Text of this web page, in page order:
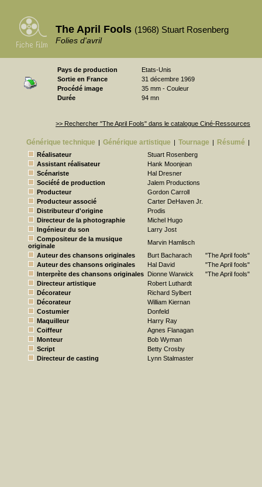
The April Fools (1968) Stuart Rosenberg
Folies d'avril
Pays de production
Etats-Unis
Sortie en France
31 décembre 1969
Procédé image
35 mm - Couleur
Durée
94 mn
>> Rechercher "The April Fools" dans le catalogue Ciné-Ressources
Générique technique | Générique artistique | Tournage | Résumé |
Réalisateur
Stuart Rosenberg
Assistant réalisateur
Hank Moonjean
Scénariste
Hal Dresner
Société de production
Jalem Productions
Producteur
Gordon Carroll
Producteur associé
Carter DeHaven Jr.
Distributeur d'origine
Prodis
Directeur de la photographie
Michel Hugo
Ingénieur du son
Larry Jost
Compositeur de la musique
originale
Marvin Hamlisch
Auteur des chansons originales
Burt Bacharach
"The April fools"
Auteur des chansons originales
Hal David
"The April fools"
Interprète des chansons originales Dionne Warwick
"The April fools"
Directeur artistique
Robert Luthardt
Décorateur
Richard Sylbert
Décorateur
William Kiernan
Costumier
Donfeld
Maquilleur
Harry Ray
Coiffeur
Agnes Flanagan
Monteur
Bob Wyman
Script
Betty Crosby
Directeur de casting
Lynn Stalmaster